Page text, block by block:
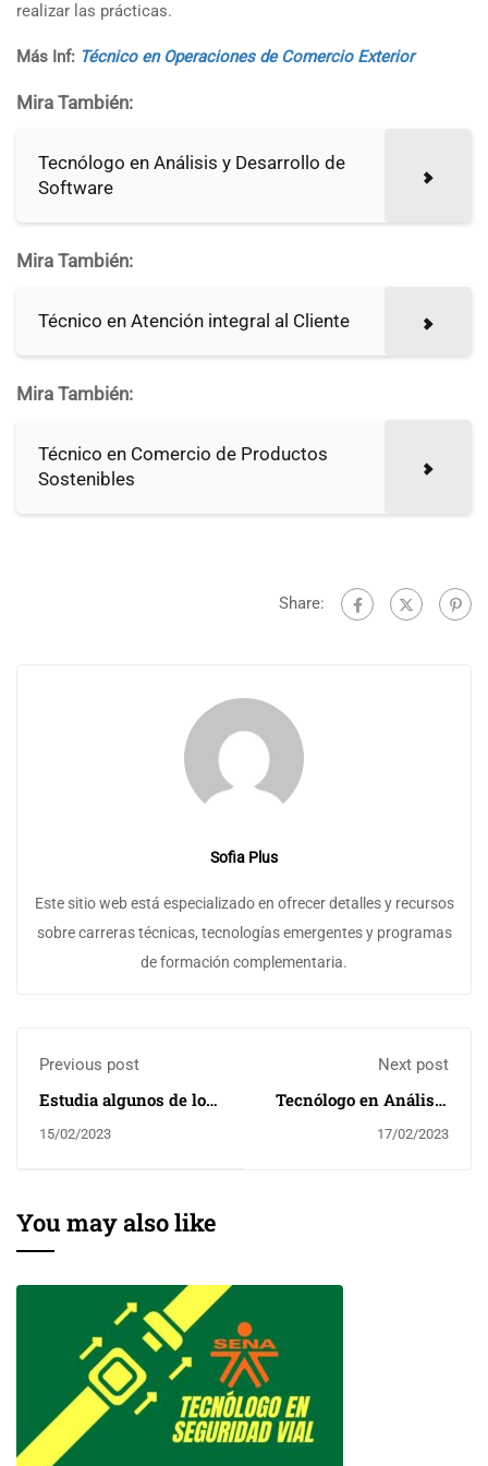
realizar las prácticas.
Más Inf: Técnico en Operaciones de Comercio Exterior
Mira También:
Tecnólogo en Análisis y Desarrollo de
Software
Mira También:
Técnico en Atención integral al Cliente
Mira También:
Técnico en Comercio de Productos
Sostenibles
Share:
Sofia Plus
Este sitio web está especializado en ofrecer detalles y recursos
sobre carreras técnicas, tecnologías emergentes y programas
de formación complementaria.
Previous post
Estudia algunos de los
Disciplina
15/02/2023
Next post
Tecnólogo en Análisis
Software
17/02/2023
You may also like